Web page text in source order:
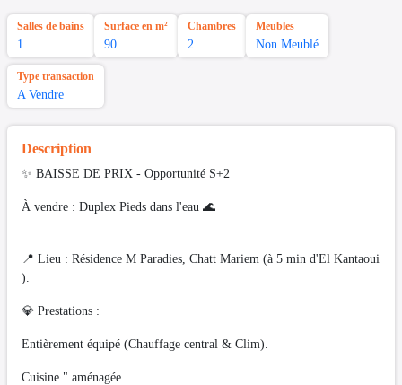
Salles de bains
1
Surface en m²
90
Chambres
2
Meubles
Non Meublé
Type transaction
A Vendre
Description
✨ BAISSE DE PRIX - Opportunité S+2
À vendre : Duplex Pieds dans l'eau 🌊
📍 Lieu : Résidence M Paradies, Chatt Mariem (à 5 min d'El Kantaoui
).
💎 Prestations :
​Entièrement équipé (Chauffage central & Clim).
​Cuisine " aménagée.